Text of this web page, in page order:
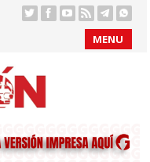
MENU